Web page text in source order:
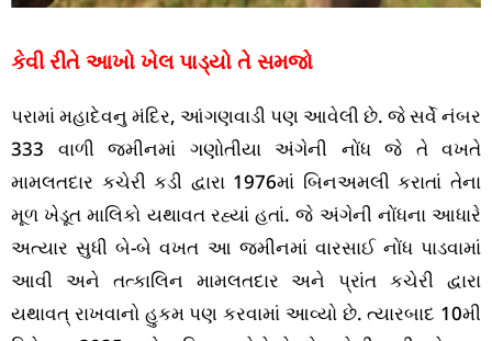
કેવી રીતે આખો ખેલ પાડ્યો તે સમજો
પરામાં મહાદેવનુ મંદિર, આંગણવાડી પણ આવેલી છે. જે સર્વે નંબર
333 વાળી જમીનમાં ગણોતીયા અંગેની નોંધ જે તે વખતે
મામલતદાર કચેરી કડી દ્વારા 1976માં બિનઅમલી કરાતાં તેના
મૂળ ખેડૂત માલિકો યથાવત રહ્યાં હતાં. જે અંગેની નોંધના આધારે
અત્યાર સુધી બે-બે વખત આ જમીનમાં વારસાઈ નોંધ પાડવામાં
આવી અને તત્કાલિન મામલતદાર અને પ્રાંત કચેરી દ્વારા
યથાવત્ રાખવાનો હુકમ પણ કરવામાં આવ્યો છે. ત્યારબાદ 10મી